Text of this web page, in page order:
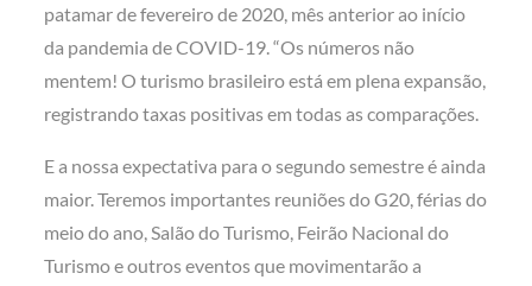
patamar de fevereiro de 2020, mês anterior ao início
da pandemia de COVID-19. “Os números não
mentem! O turismo brasileiro está em plena expansão,
registrando taxas positivas em todas as comparações.
E a nossa expectativa para o segundo semestre é ainda
maior. Teremos importantes reuniões do G20, férias do
meio do ano, Salão do Turismo, Feirão Nacional do
Turismo e outros eventos que movimentarão a